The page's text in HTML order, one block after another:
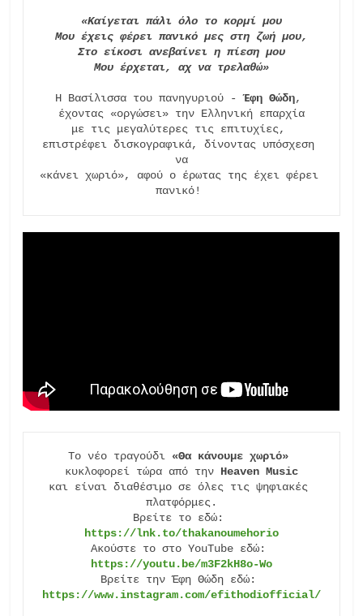
«Καίγεται πάλι όλο το κορμί μου
Μου έχεις φέρει πανικό μες στη ζωή μου,
Στο είκοσι ανεβαίνει η πίεση μου
Μου έρχεται, αχ να τρελαθώ»
Η Βασίλισσα του πανηγυριού - Έφη Θώδη,
έχοντας «οργώσει» την Ελληνική επαρχία
με τις μεγαλύτερες τις επιτυχίες,
επιστρέφει δισκογραφικά, δίνοντας υπόσχεση
να
«κάνει χωριό», αφού ο έρωτας της έχει φέρει
πανικό!
Το νέο τραγούδι «Θα κάνουμε χωριό»
κυκλοφορεί τώρα από την Heaven Music
και είναι διαθέσιμο σε όλες τις ψηφιακές
πλατφόρμες.
https://lnk.to/thakanoumehorio
https://youtu.be/m3F2kH8o-Wo
https://www.instagram.com/efithodiofficial/